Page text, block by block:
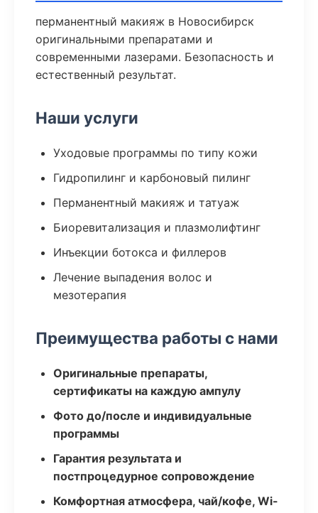
перманентный макияж в Новосибирск
оригинальными препаратами и
современными лазерами. Безопасность и
естественный результат.
Наши услуги
Уходовые программы по типу кожи
Гидропилинг и карбоновый пилинг
Перманентный макияж и татуаж
Биоревитализация и плазмолифтинг
Инъекции ботокса и филлеров
Лечение выпадения волос и
мезотерапия
Преимущества работы с нами
Оригинальные препараты,
сертификаты на каждую ампулу
Фото до/после и индивидуальные
программы
Гарантия результата и
постпроцедурное сопровождение
Комфортная атмосфера, чай/кофе, Wi-